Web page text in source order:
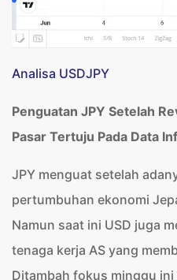
Analisa USDJPY
Penguatan JPY Setelah
Pasar Tertuju Pada Data
JPY menguat setelah
pertumbuhan ekonomi
Namun saat ini USD juga
tenaga kerja AS yang
Ditambah fokus minggu